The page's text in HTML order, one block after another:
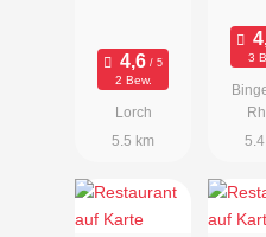
Hilchenkelle
2 Bew.
Lorch
5.5 km
3